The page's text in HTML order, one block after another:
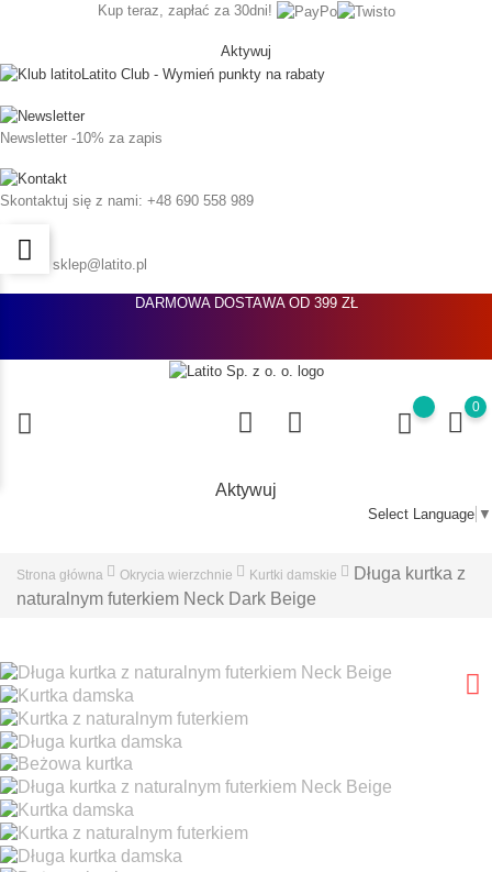
Kup teraz, zapłać za 30dni!
Aktywuj
Latito Club - Wymień punkty na rabaty
Newsletter -10% za zapis
Skontaktuj się z nami: +48 690 558 989
Napisz: sklep@latito.pl
DARMOWA DOSTAWA OD 399 ZŁ
0
Aktywuj
Select Language ▼
Strona główna Okrycia wierzchnie Kurtki damskie
Długa kurtka z
naturalnym futerkiem Neck Dark Beige